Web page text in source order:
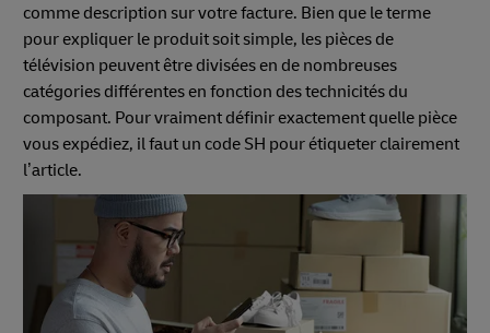
comme description sur votre facture. Bien que le terme
pour expliquer le produit soit simple, les pièces de
télévision peuvent être divisées en de nombreuses
catégories différentes en fonction des technicités du
composant. Pour vraiment définir exactement quelle pièce
vous expédiez, il faut un code SH pour étiqueter clairement
l’article.